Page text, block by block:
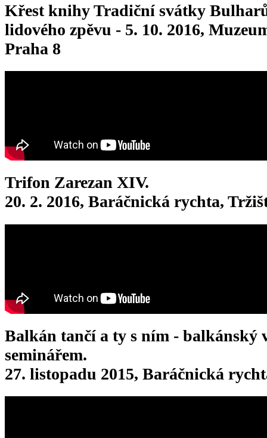
Křest knihy Tradiční svátky
lidového zpěvu - 5. 10. 2016,
Praha 8
Trifon Zarezan XIV.
20. 2. 2016, Baráčnická rychta,
Balkán tančí a ty s ním - balkánský
seminářem.
27. listopadu 2015, Baráčnická